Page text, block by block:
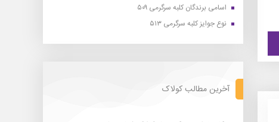
اسامی برندگان کلبه سرگرمی ۵۰۹
نوع جوایز کلبه سرگرمی ۵۱۳
آخرین مطالب کولاک